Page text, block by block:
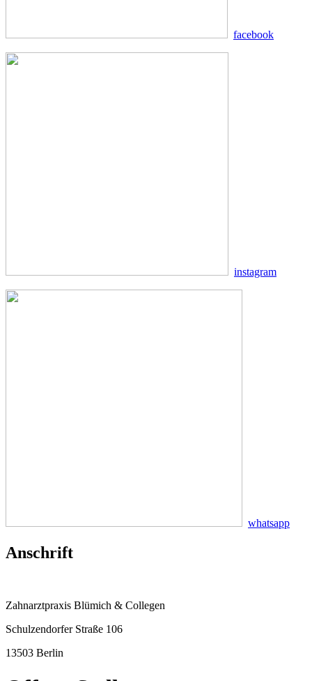
facebook
instagram
whatsapp
Anschrift
Zahnarztpraxis Blümich & Collegen
Schulzendorfer Straße 106
13503 Berlin